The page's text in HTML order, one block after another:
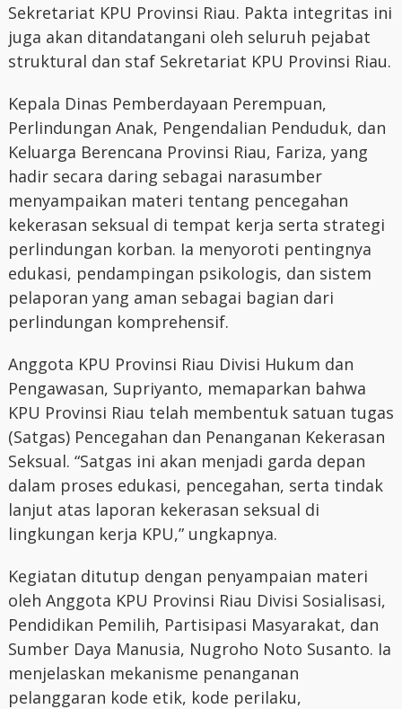
Sekretariat KPU Provinsi Riau. Pakta integritas ini
juga akan ditandatangani oleh seluruh pejabat
struktural dan staf Sekretariat KPU Provinsi Riau.
Kepala Dinas Pemberdayaan Perempuan,
Perlindungan Anak, Pengendalian Penduduk, dan
Keluarga Berencana Provinsi Riau, Fariza, yang
hadir secara daring sebagai narasumber
menyampaikan materi tentang pencegahan
kekerasan seksual di tempat kerja serta strategi
perlindungan korban. Ia menyoroti pentingnya
edukasi, pendampingan psikologis, dan sistem
pelaporan yang aman sebagai bagian dari
perlindungan komprehensif.
Anggota KPU Provinsi Riau Divisi Hukum dan
Pengawasan, Supriyanto, memaparkan bahwa
KPU Provinsi Riau telah membentuk satuan tugas
(Satgas) Pencegahan dan Penanganan Kekerasan
Seksual. “Satgas ini akan menjadi garda depan
dalam proses edukasi, pencegahan, serta tindak
lanjut atas laporan kekerasan seksual di
lingkungan kerja KPU,” ungkapnya.
Kegiatan ditutup dengan penyampaian materi
oleh Anggota KPU Provinsi Riau Divisi Sosialisasi,
Pendidikan Pemilih, Partisipasi Masyarakat, dan
Sumber Daya Manusia, Nugroho Noto Susanto. Ia
menjelaskan mekanisme penanganan
pelanggaran kode etik, kode perilaku,